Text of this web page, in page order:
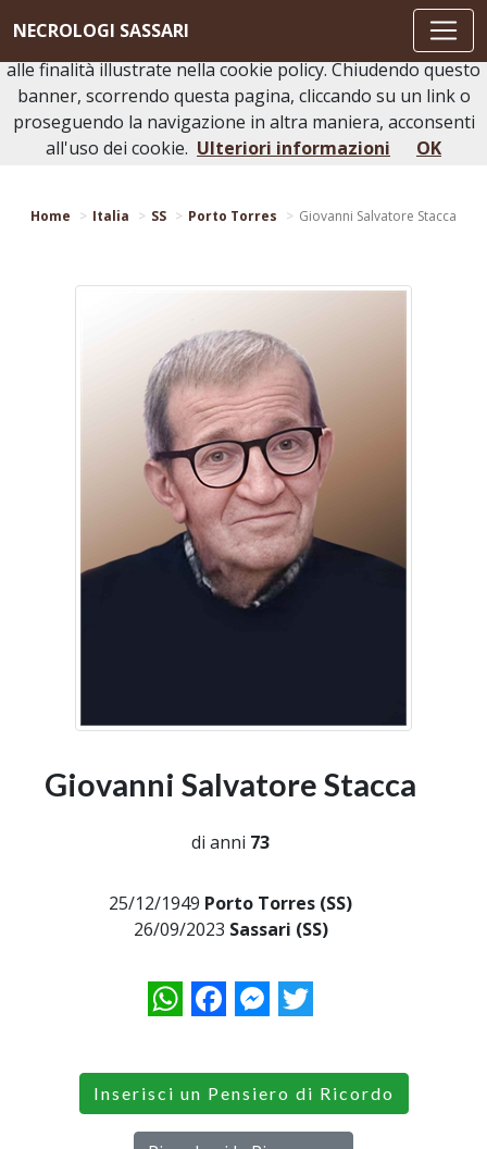
NECROLOGI SASSARI
Torna indietro Stampa bacheca
Home Italia SS Porto Torres Giovanni Salvatore Stacca
Giovanni Salvatore Stacca
di anni 73
25/12/1949 Porto Torres (SS)
26/09/2023 Sassari (SS)
WhatsAppFacebookMessenger
Twitter
Inserisci un Pensiero di Ricordo
Questo sito o gli strumenti terzi da questo utilizzati si
avvalgono di cookie necessari al funzionamento ed utili
alle finalità illustrate nella cookie policy. Chiudendo questo
banner, scorrendo questa pagina, cliccando su un link o
proseguendo la navigazione in altra maniera, acconsenti
all'uso dei cookie. Ulteriori informazioni OK